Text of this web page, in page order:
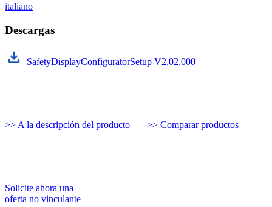
italiano
Descargas
SafetyDisplayConfiguratorSetup V2.02.000
>> A la descripción del producto >> Comparar productos
Solicite ahora una
oferta no vinculante